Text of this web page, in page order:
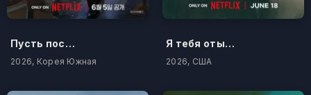
Пусть послужит вам уроком
2026, Корея Южная
Я тебя отыщу
2026, США